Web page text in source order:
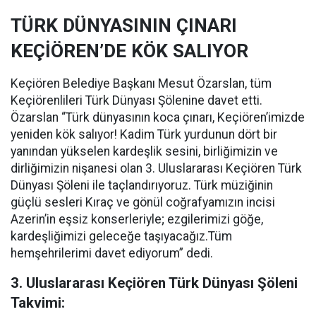
TÜRK DÜNYASININ ÇINARI
KEÇİÖREN’DE KÖK SALIYOR
Keçiören Belediye Başkanı Mesut Özarslan, tüm
Keçiörenlileri Türk Dünyası Şölenine davet etti.
Özarslan “Türk dünyasının koca çınarı, Keçiören’imizde
yeniden kök salıyor! Kadim Türk yurdunun dört bir
yanından yükselen kardeşlik sesini, birliğimizin ve
dirliğimizin nişanesi olan 3. Uluslararası Keçiören Türk
Dünyası Şöleni ile taçlandırıyoruz. Türk müziğinin
güçlü sesleri Kıraç ve gönül coğrafyamızın incisi
Azerin’in eşsiz konserleriyle; ezgilerimizi göğe,
kardeşliğimizi geleceğe taşıyacağız.Tüm
hemşehrilerimi davet ediyorum” dedi.
3. Uluslararası Keçiören Türk Dünyası Şöleni
Takvimi: